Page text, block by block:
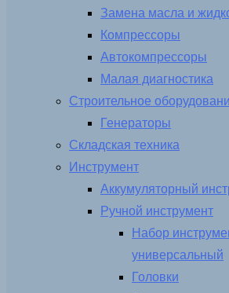
Замена масла и
Компрессоры
Автокомпрессоры
Малая диагностика
Строительное
Генераторы
Складская техника
Инструмент
Аккумуляторный
Ручной инструмент
Набор
универсальный
Головки